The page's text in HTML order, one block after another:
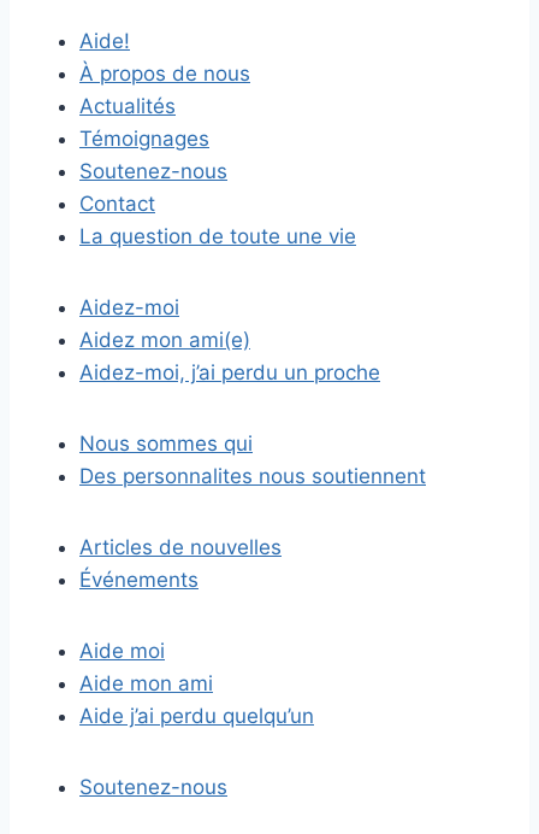
Aide!
À propos de nous
Actualités
Témoignages
Soutenez-nous
Contact
La question de toute une vie
Aidez-moi
Aidez mon ami(e)
Aidez-moi, j’ai perdu un proche
Nous sommes qui
Des personnalites nous soutiennent
Articles de nouvelles
Événements
Aide moi
Aide mon ami
Aide j’ai perdu quelqu’un
Soutenez-nous